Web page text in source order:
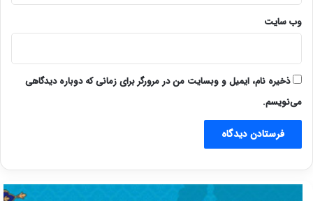
وب‌ سایت
ذخیره نام، ایمیل و وبسایت من در مرورگر برای زمانی که دوباره دیدگاهی
می‌نویسم.